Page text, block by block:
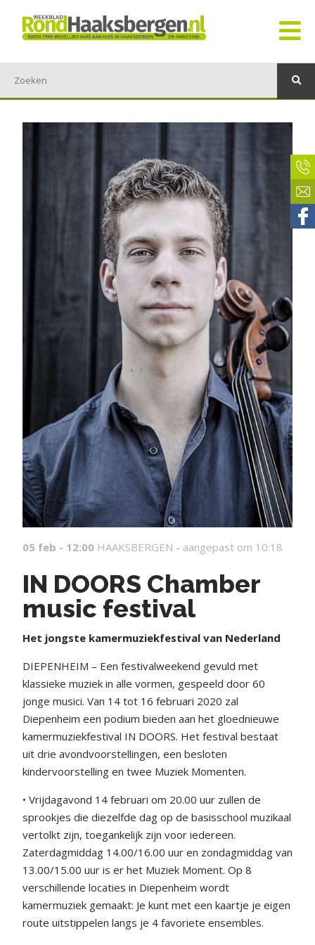
05 feb - 12:00 HAAKSBERGEN - aangepast om 10:18
IN DOORS Chamber
music festival
Het jongste kamermuziekfestival van Nederland
DIEPENHEIM – Een festivalweekend gevuld met
klassieke muziek in alle vormen, gespeeld door 60
jonge musici. Van 14 tot 16 februari 2020 zal
Diepenheim een podium bieden aan het gloednieuwe
kamermuziekfestival IN DOORS. Het festival bestaat
uit drie avondvoorstellingen, een besloten
kindervoorstelling en twee Muziek Momenten.
• Vrijdagavond 14 februari om 20.00 uur zullen de
sprookjes die diezelfde dag op de basisschool muzikaal
vertolkt zijn, toegankelijk zijn voor iedereen.
Zaterdagmiddag 14.00/16.00 uur en zondagmiddag van
13.00/15.00 uur is er het Muziek Moment. Op 8
verschillende locaties in Diepenheim wordt
kamermuziek gemaakt: Je kunt met een kaartje je eigen
route uitstippelen langs je 4 favoriete ensembles.